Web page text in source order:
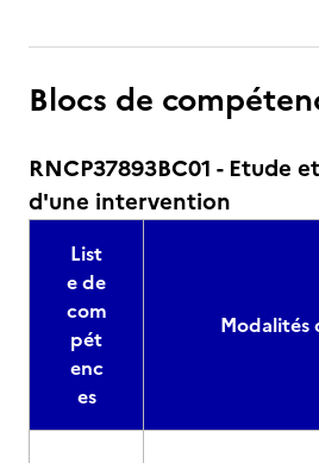
Blocs de
RNCP37893BC01 - Etude
d'une intervention
List
e de
com
pét
enc
es
Modalités